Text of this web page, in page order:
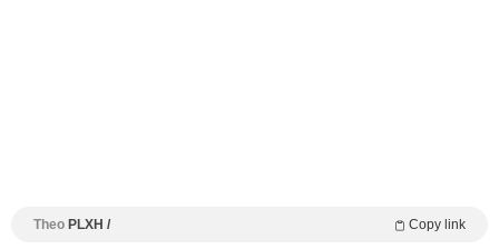
Theo PLXH / Copy link